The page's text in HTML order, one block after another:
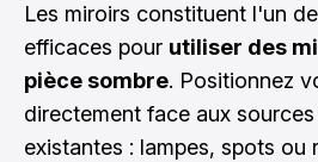
Les miroirs constituent l'un
efficaces pour utiliser des
pièce sombre. Positionnez
directement face aux sources
existantes : lampes, spots ou